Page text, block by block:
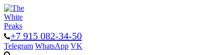
+7 915 082-34-50
Telegram WhatsApp VK